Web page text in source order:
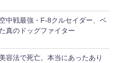
中戦最強・F-8クルセイダー、ベ
真のドッグファイター
容法で死亡。本当にあったあり